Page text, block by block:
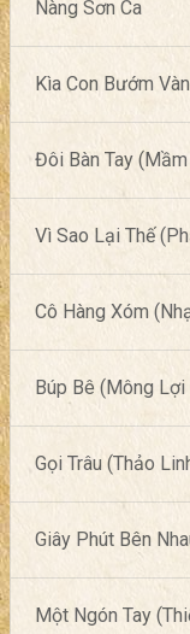
Nàng Sơn Ca
Kìa Con Bướm
Đôi Bàn Tay
Vì Sao Lại Thế
Cô Hàng Xóm
Búp Bê (Mông Lợi
Gọi Trâu (Thảo
Giây Phút Bên
Một Ngón Tay